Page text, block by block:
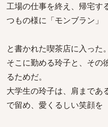
工場の仕事を終え、帰宅す
つもの様に「モンブラン」
と書かれた喫茶店に入った。
そこに勤める玲子と、その
るためだ。
大学生の玲子は、肩まであ
で留め、愛くるしい笑顔を